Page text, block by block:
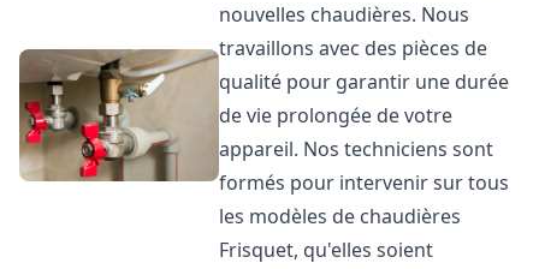
nouvelles chaudières. Nous
travaillons avec des pièces de
qualité pour garantir une durée
de vie prolongée de votre
appareil. Nos techniciens sont
formés pour intervenir sur tous
les modèles de chaudières
Frisquet, qu'elles soient